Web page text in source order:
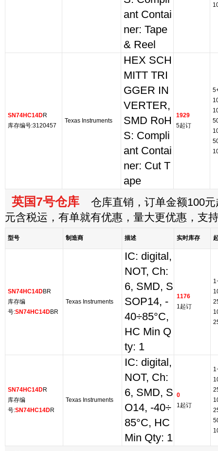
ant Contai
ner: Tape
& Reel
SN74HC14DR
库存编号:3120457
Texas Instruments
HEX SCH
MITT TRI
GGER IN
VERTER,
SMD RoH
S: Compli
ant Contai
ner: Cut T
ape
1929
5起订
英国7号仓库 仓库直销，订单金额100元
元含税运，有单就有优惠，量大更优惠，支
型号 制造商 描述 实时库存
SN74HC14DBR
库存编
号:SN74HC14DBR
Texas Instruments
IC: digital,
NOT, Ch:
6, SMD, S
SOP14, -
40÷85°C,
HC Min Q
ty: 1
1176
1起订
SN74HC14DR
库存编
号:SN74HC14DR
Texas Instruments
IC: digital,
NOT, Ch:
6, SMD, S
O14, -40÷
85°C, HC
Min Qty: 1
0
1起订